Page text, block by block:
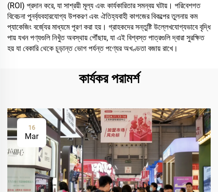
(ROI) প্রদান করে, যা সাশ্রয়ী মূল্য এবং কার্যকারিতার সমন্বয় ঘটায়। পরিবেশগত
বিবেচনা পুনর্ব্যবহারযোগ্য উপকরণ এবং ঐতিহ্যবাহী কাগজের বিকল্পের তুলনায় কম
প্যাকেজিং বর্জ্যের মাধ্যমে পূরণ করা হয়। গ্রাহকদের সন্তুষ্টি উল্লেখযোগ্যভাবে বৃদ্ধি
পায় যখন পণ্যগুলি নিখুঁত অবস্থায় পৌঁছায়, যা এই বিশ্বস্ত পাত্রগুলি দ্বারা সুরক্ষিত
হয় যা বেকারি থেকে চূড়ান্ত ভোগ পর্যন্ত পণ্যের অখণ্ডতা বজায় রাখে।
কার্যকর পরামর্শ
16
Mar